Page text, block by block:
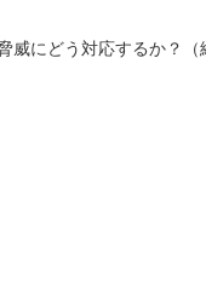
威にどう対応するか？（